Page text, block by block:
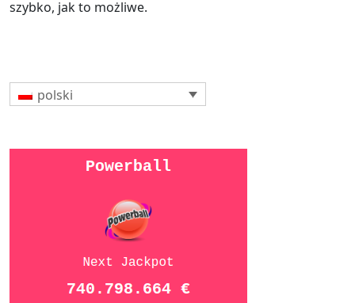
szybko, jak to możliwe.
polski